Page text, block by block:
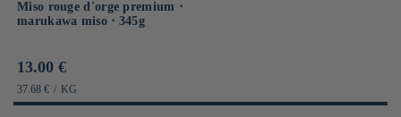
Miso rouge d'orge premium ⋅
marukawa miso ⋅ 345g
Prix
habituel
13.00 €
PRIX
UNITAIRE
37.68 € / PAR
KG